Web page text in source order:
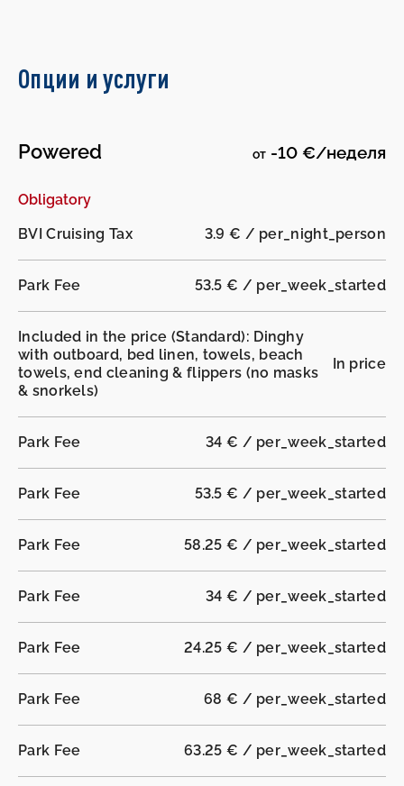
Опции и услуги
Powered от -10 €/неделя
Obligatory
BVI Cruising Tax
3.9 € / per_night_person
Park Fee 53.5 € / per_week_started
Included in the price (Standard): Dinghy
with outboard, bed linen, towels, beach
towels, end cleaning & flippers (no masks
& snorkels)
In price
Park Fee 34 € / per_week_started
Park Fee 53.5 € / per_week_started
Park Fee 58.25 € / per_week_started
Park Fee 34 € / per_week_started
Park Fee 24.25 € / per_week_started
Park Fee 68 € / per_week_started
Park Fee 63.25 € / per_week_started
-